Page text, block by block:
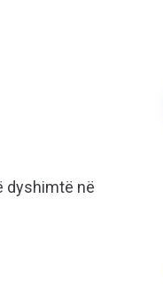
dyshimtë në